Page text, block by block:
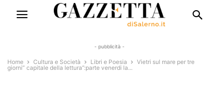
- pubblicità -
Home Cultura e Società Libri e Poesia
Vietri sul mare per tre
giorni” capitale della lettura”:parte venerdi la...